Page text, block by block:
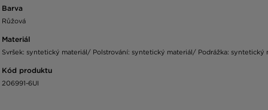
Barva
Růžová
Materiál
Svršek: syntetický materiál/ Polstrování: syntetický materiál/ Podrážka: syntetický
Kód produktu
206991-6UI